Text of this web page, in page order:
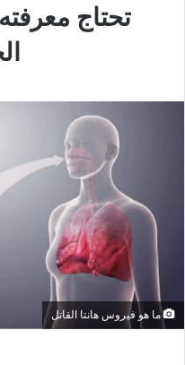
تحتاج
ما هو فيروس هانتا القاتل